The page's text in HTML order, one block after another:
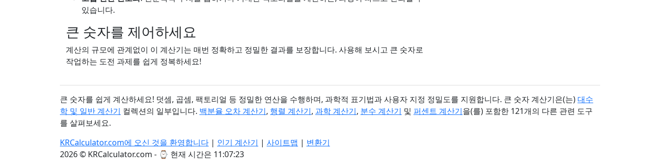
있습니다.
큰 숫자를 제어하세요
계산의 규모에 관계없이 이 계산기는 매번 정확하고 정밀한 결과를 보장합니다. 사용해 보시고 큰 숫자로
작업하는 도전 과제를 쉽게 정복하세요!
큰 숫자를 쉽게 계산하세요! 덧셈, 곱셈, 팩토리얼 등 정밀한 연산을 수행하며, 과학적 표기법과 사용자 지정 정밀도를 지원합니다. 큰 숫자 계산기은(는)대수
학 및 일반 계산기 컬렉션의 일부입니다. 백분율 오차 계산기, 행렬 계산기, 과학 계산기, 분수 계산기 및 퍼센트 계산기을(를) 포함한 121개의 다른 관련 도구
를 살펴보세요.
KRCalculator.com에 오신 것을 환영합니다 | 인기 계산기 | 사이트맵 | 변환기
2026 © KRCalculator.com - ⌚ 현재 시간은 11:07:23